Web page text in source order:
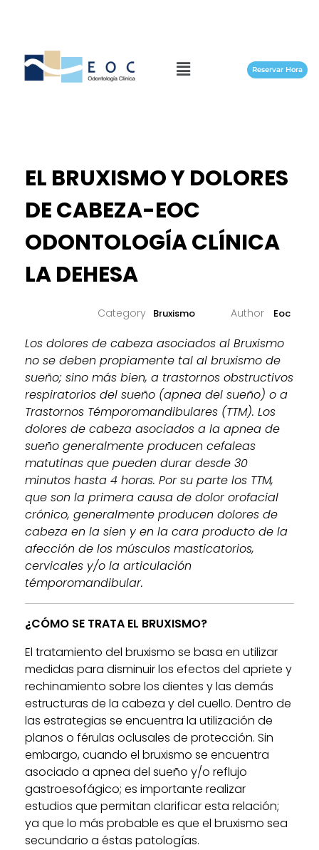
Reservar Hora
EL BRUXISMO Y DOLORES
DE CABEZA-EOC
ODONTOLOGÍA CLÍNICA
LA DEHESA
Eoc
Bruxismo
Los dolores de cabeza asociados al Bruxismo
no se deben propiamente tal al bruxismo de
sueño; sino más bien, a trastornos obstructivos
respiratorios del sueño (apnea del sueño) o a
Trastornos Témporomandibulares (TTM). Los
dolores de cabeza asociados a la apnea de
sueño generalmente producen cefaleas
matutinas que pueden durar desde 30
minutos hasta 4 horas. Por su parte los TTM,
que son la primera causa de dolor orofacial
crónico, generalmente producen dolores de
cabeza en la sien y en la cara producto de la
afección de los músculos masticatorios,
cervicales y/o la articulación
témporomandibular.
¿CÓMO SE TRATA EL BRUXISMO?
El tratamiento del bruxismo se basa en utilizar
medidas para disminuir los efectos del apriete y
rechinamiento sobre los dientes y las demás
estructuras de la cabeza y del cuello. Dentro de
las estrategias se encuentra la utilización de
planos o férulas oclusales de protección. Sin
embargo, cuando el bruxismo se encuentra
asociado a apnea del sueño y/o reflujo
gastroesofágico; es importante realizar
estudios que permitan clarificar esta relación;
ya que lo más probable es que el bruxismo sea
secundario a éstas patologías.